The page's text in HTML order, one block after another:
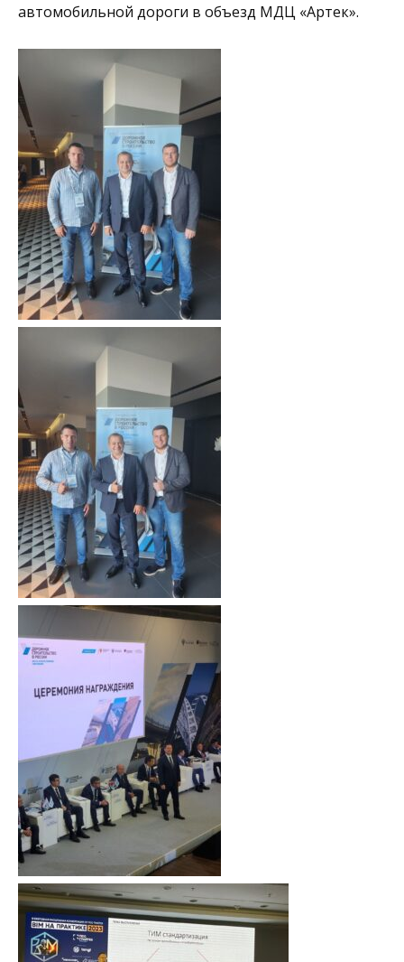
автомобильной дороги в объезд МДЦ «Артек».